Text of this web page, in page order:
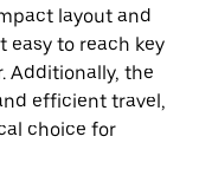
layout and
to reach key
Additionally, the
efficient travel,
choice for